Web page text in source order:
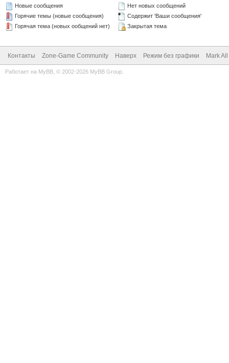
Новые сообщения
Горячие темы (новые сообщения)
Горячая тема (новых ообщений нет)
Нет новых сообщений
Содержит 'Ваши сообщения'
Закрытая тема
Контакты Zone-Game Community Наверх Режим без графики Mark
Работает на MyBB , © 2002-2026 MyBB Group